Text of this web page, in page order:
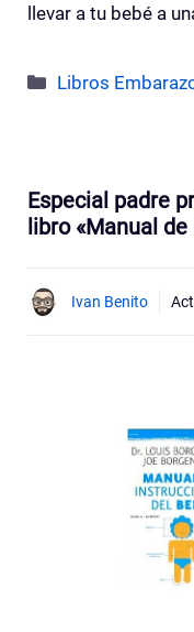
llevar a tu bebé a
Categorías
Libros
Especial padre
libro «Manual
Ivan Benito